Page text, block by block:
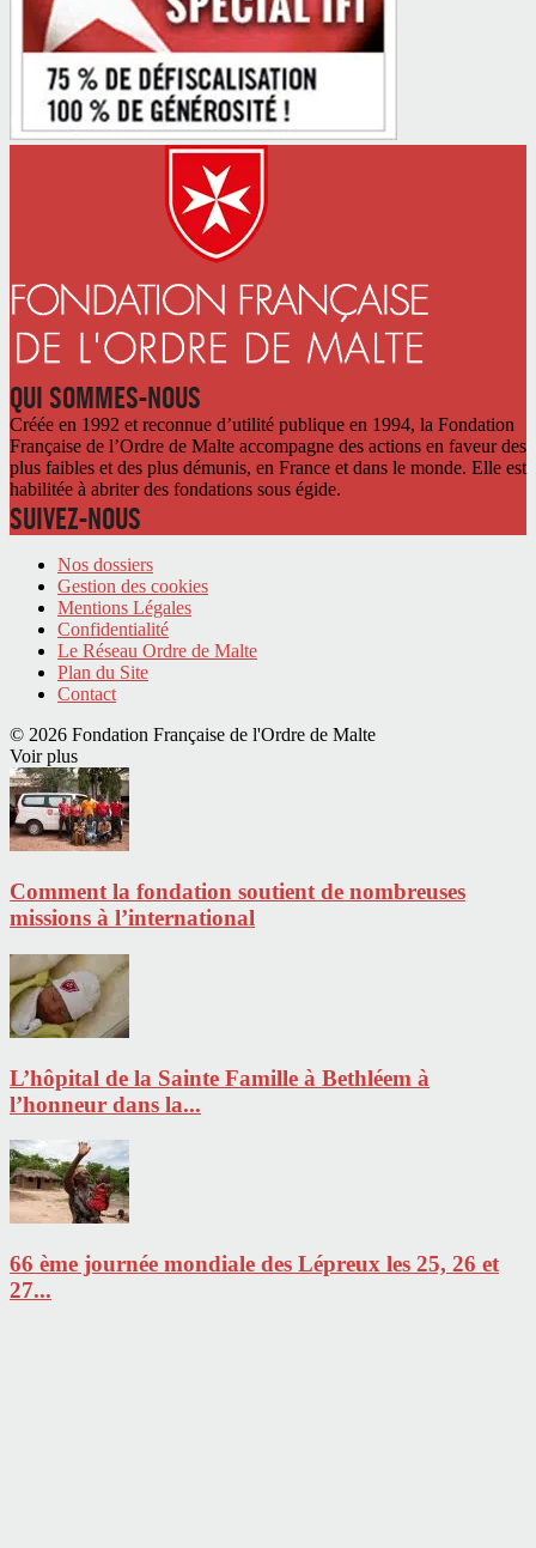
QUI SOMMES-NOUS
Créée en 1992 et reconnue d’utilité publique en 1994, la Fondation
Française de l’Ordre de Malte accompagne des actions en faveur des
plus faibles et des plus démunis, en France et dans le monde. Elle est
habilitée à abriter des fondations sous égide.
SUIVEZ-NOUS
Nos dossiers
Gestion des cookies
Mentions Légales
Confidentialité
Le Réseau Ordre de Malte
Plan du Site
Contact
© 2026 Fondation Française de l'Ordre de Malte
Voir plus
Comment la fondation soutient de nombreuses
missions à l’international
L’hôpital de la Sainte Famille à Bethléem à
l’honneur dans la...
66 ème journée mondiale des Lépreux les 25, 26 et
27...